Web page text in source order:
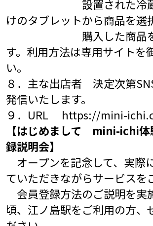
設置された冷蔵庫
けのタブレットから商品を選
購入した商品を持
す。利用方法は専用サイトを
い。
８．主な出店者 決定次第
発信いたします。
９．URL https://mini-
【はじめまして mini-ichi体
録説明会】
オープンを記念して、実際
ていただきながらサービスを
会員登録方法のご説明を実
頃、江ノ島駅をご利用の方、